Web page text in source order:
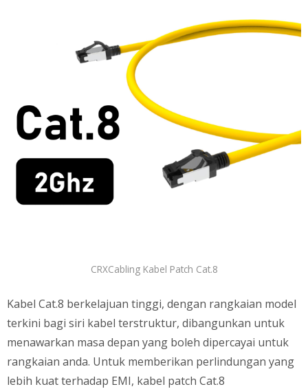
CRXCabling Kabel Patch Cat.8
Kabel Cat.8 berkelajuan tinggi, dengan rangkaian model
terkini bagi siri kabel terstruktur, dibangunkan untuk
menawarkan masa depan yang boleh dipercayai untuk
rangkaian anda. Untuk memberikan perlindungan yang
lebih kuat terhadap EMI, kabel patch Cat.8